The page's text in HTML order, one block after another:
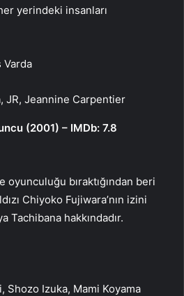
yerindeki insanları
Varda
JR, Jeannine Carpentier
(2001) – IMDb: 7.8
oyunculuğu bıraktığından beri
Chiyoko Fujiwara’nın izini
Tachibana hakkındadır.
Shozo Izuka, Mami Koyama